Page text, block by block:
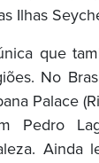
Ilhas
que
No
Palace
Pedro
Ainda